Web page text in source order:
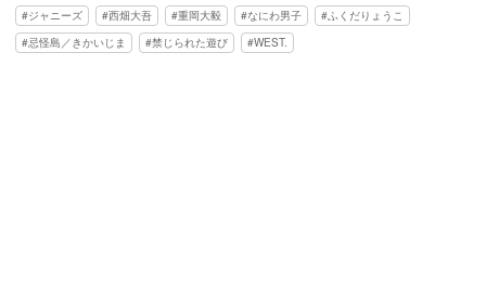
ジャニーズ 西畑大吾 重岡大毅 なにわ男子
ふくだりょうこ
忌怪島／きかいじま
禁じられた遊び WEST.